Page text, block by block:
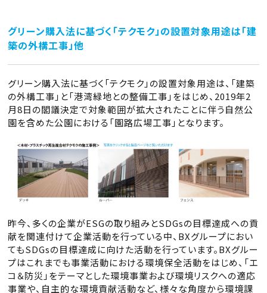
グリーン購入法に基づく「テクモク」の設置対象用途は「建
築の外構工事」他
グリーン購入法に基づく「テクモク」の設置対象用途は、「建築
の外構工事」と「港湾緑地との整備工事」をはじめ、2019年2
月8日の閣議決定で対象範囲が拡大されたことに伴う自然公
園を含めた公園における「園路広場工事」となります。
昨今、多くの企業がESGの取り組みとSDGsの目標達成への貢
献を関連付けて企業活動を行っている中、BXグループにおい
てもSDGsの目標達成に向けた活動を行っています。BXグルー
プはこれまでも事業活動における環境保全活動をはじめ、「エ
コ＆防災」をテーマとした環境事業および環境リスクへの適応
事業や、自主的な環境貢献活動など、様々な角度から環境課